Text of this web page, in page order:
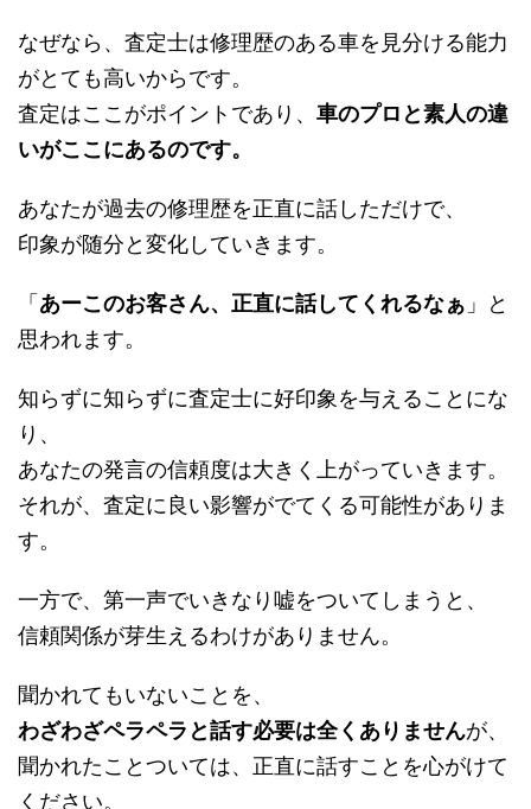
なぜなら、査定士は修理歴のある車を見分ける能力
がとても高いからです。
査定はここがポイントであり、 車のプロと素人の違
いがここにあるのです。
あなたが過去の修理歴を正直に話しただけで、
印象が随分と変化していきます。
「 あーこのお客さん、正直に話してくれるなぁ 」と
思われます。
知らずに知らずに査定士に好印象を与えることにな
り、
あなたの発言の信頼度は大きく上がっていきます。
それが、査定に良い影響がでてくる可能性がありま
す。
一方で、第一声でいきなり嘘をついてしまうと、
信頼関係が芽生えるわけがありません。
聞かれてもいないことを、
わざわざペラペラと話す必要は全くありませんが、
聞かれたことついては、正直に話すことを心がけて
ください。